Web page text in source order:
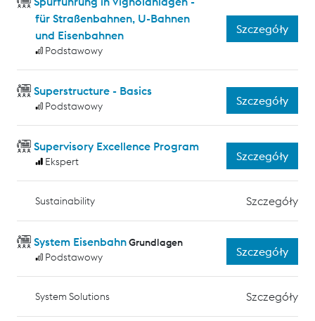
für Straßenbahnen, U-Bahnen
und Eisenbahnen
Podstawowy
Szczegóły
Superstructure - Basics
Podstawowy Szczegóły
Supervisory Excellence Program
Ekspert Szczegóły
Sustainability Szczegóły
System EisenbahnGrundlagen
Podstawowy
Szczegóły
System Solutions Szczegóły